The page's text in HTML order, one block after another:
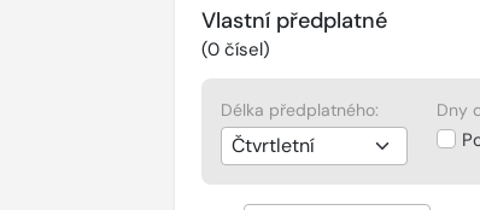
Vlastní předplatné
(0čísel)
Délka předplatného: Dny